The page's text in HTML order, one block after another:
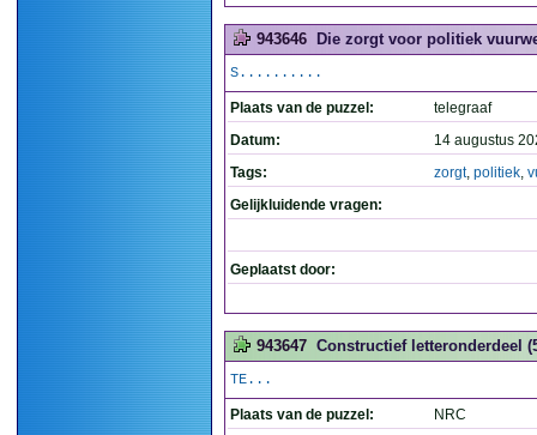
943646 Die zorgt voor politiek
S..........
Plaats van de puzzel:
telegraaf
Datum:
14 augustus
Tags:
zorgt, politiek,
Gelijkluidende vragen:
Geplaatst door:
943647 Constructief letteronderdeel
TE...
Plaats van de puzzel:
NRC